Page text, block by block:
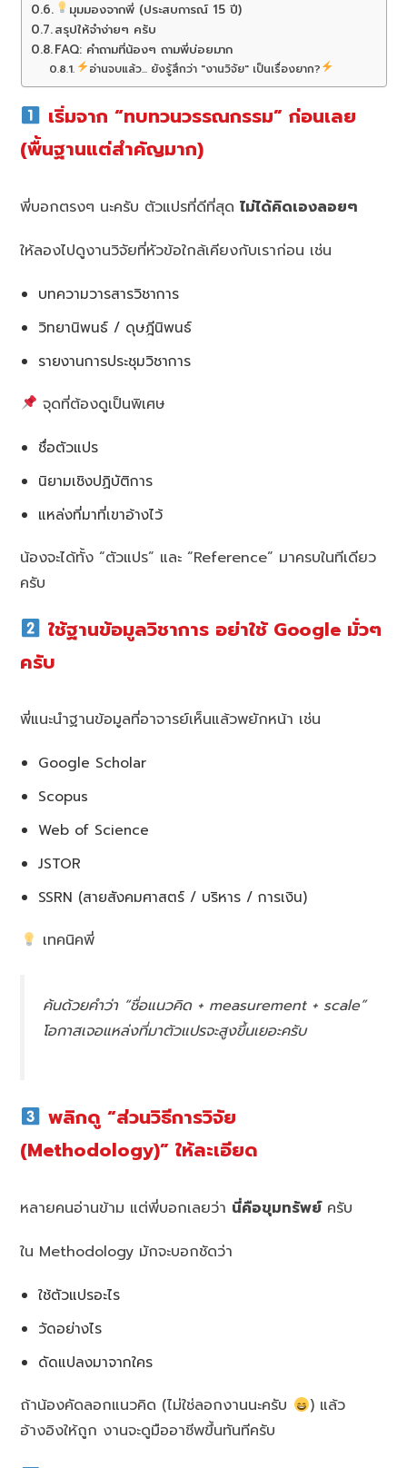
มุมมองจากพี่ (ประสบการณ์ 15 ปี)
สรุปให้จำง่ายๆ ครับ
FAQ: คำถามที่น้องๆ ถามพี่บ่อยมาก
อ่านจบแล้ว... ยังรู้สึกว่า "งานวิจัย" เป็นเรื่องยาก?
เริ่มจาก “ทบทวนวรรณกรรม” ก่อนเลย
(พื้นฐานแต่สำคัญมาก)
พี่บอกตรงๆ นะครับ ตัวแปรที่ดีที่สุดไม่ได้คิดเองลอยๆ
ให้ลองไปดูงานวิจัยที่หัวข้อใกล้เคียงกับเราก่อน เช่น
บทความวารสารวิชาการ
วิทยานิพนธ์ / ดุษฎีนิพนธ์
รายงานการประชุมวิชาการ
จุดที่ต้องดูเป็นพิเศษ
ชื่อตัวแปร
นิยามเชิงปฏิบัติการ
แหล่งที่มาที่เขาอ้างไว้
น้องจะได้ทั้ง “ตัวแปร” และ “Reference” มาครบในทีเดียว
ครับ
ใช้ฐานข้อมูลวิชาการ อย่าใช้ Google มั่วๆ
ครับ
พี่แนะนำฐานข้อมูลที่อาจารย์เห็นแล้วพยักหน้า เช่น
Google Scholar
Scopus
Web of Science
JSTOR
SSRN (สายสังคมศาสตร์ / บริหาร / การเงิน)
เทคนิคพี่
ค้นด้วยคำว่า “ชื่อแนวคิด + measurement + scale”
โอกาสเจอแหล่งที่มาตัวแปรจะสูงขึ้นเยอะครับ
พลิกดู “ส่วนวิธีการวิจัย
(Methodology)” ให้ละเอียด
หลายคนอ่านข้าม แต่พี่บอกเลยว่า นี่คือขุมทรัพย์ครับ
ใน Methodology มักจะบอกชัดว่า
ใช้ตัวแปรอะไร
วัดอย่างไร
ดัดแปลงมาจากใคร
ถ้าน้องคัดลอกแนวคิด (ไม่ใช่ลอกงานนะครับ
) แล้ว
อ้างอิงให้ถูก งานจะดูมืออาชีพขึ้นทันทีครับ